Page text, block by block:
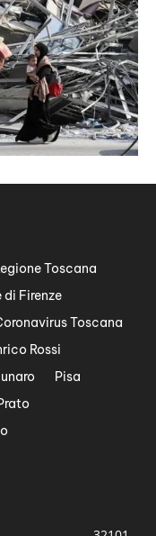
Toscana
di Firenze
Toscana
Rossi
Pisa